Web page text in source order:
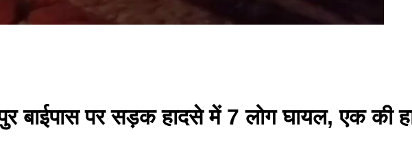
बाईपास पर सड़क हादसे में 7 लोग घायल, एक की